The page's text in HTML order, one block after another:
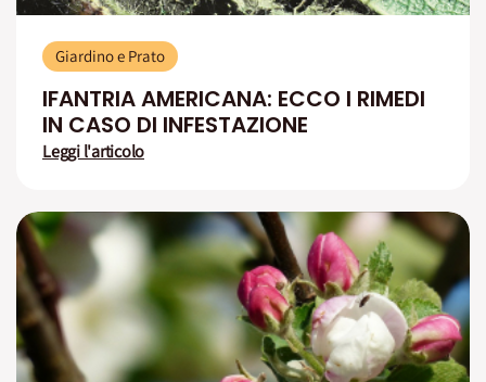
Giardino e Prato
IFANTRIA AMERICANA: ECCO I RIMEDI
IN CASO DI INFESTAZIONE
Leggi l'articolo